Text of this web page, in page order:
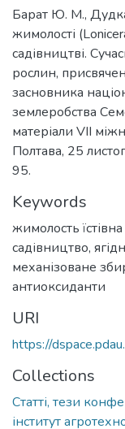
Барат Ю. М.,
жимолості
садівництві.
рослин,
засновника
землеробства
матеріали VІІ
Полтава, 25
95.
Keywords
жимолость
садівництво,
механізоване
антиоксиданти
URI
https://
Collections
Статті, тези
інститут